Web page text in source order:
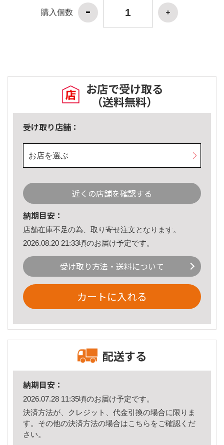
購入個数
お店で受け取る
（送料無料）
受け取り店舗：
お店を選ぶ
近くの店舗を確認する
納期目安：
店舗在庫不足の為、取り寄せ注文となります。
2026.08.20 21:33頃のお届け予定です。
受け取り方法・送料について
カートに入れる
配送する
納期目安：
2026.07.28 11:35頃のお届け予定です。
決済方法が、クレジット、代金引換の場合に限りま
す。その他の決済方法の場合はこちら をご確認くだ
さい。